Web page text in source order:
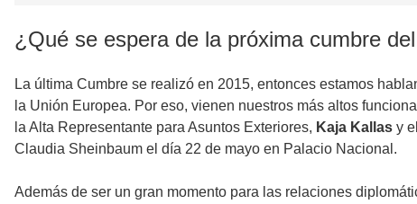
¿Qué se espera de la próxima cumbre
La última Cumbre se realizó en 2015, entonces estamos
la Unión Europea. Por eso, vienen nuestros más altos
la Alta Representante para Asuntos Exteriores, Kaja Kallas y
Claudia Sheinbaum el día 22 de mayo en Palacio Nacional.
Además de ser un gran momento para las relaciones